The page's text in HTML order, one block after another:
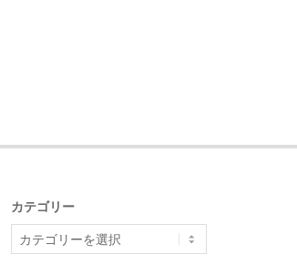
カテゴリー
テ